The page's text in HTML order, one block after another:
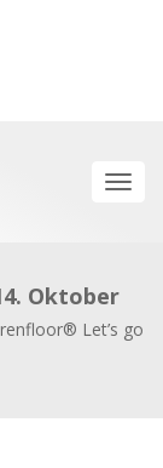
Oktober
Let’s go